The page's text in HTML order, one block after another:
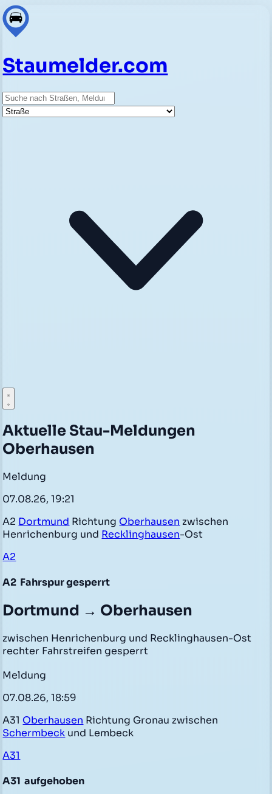
Staumelder.com
Suche
Straße
Aktuelle Stau-Meldungen
Oberhausen
Meldung
07.08.26, 19:21
A2 Dortmund Richtung Oberhausen zwischen
Henrichenburg und Recklinghausen-Ost
A2
A2 Fahrspur gesperrt
Dortmund → Oberhausen
zwischen Henrichenburg und Recklinghausen-Ost
rechter Fahrstreifen gesperrt
Meldung
07.08.26, 18:59
A31 Oberhausen Richtung Gronau zwischen
Schermbeck und Lembeck
A31
A31 aufgehoben